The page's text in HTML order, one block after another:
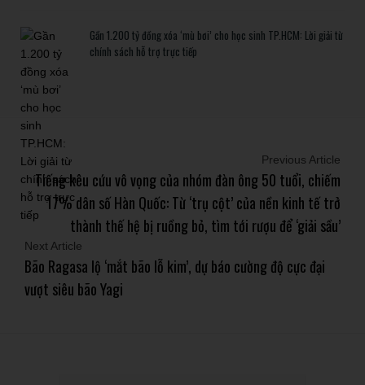
Gần 1.200 tỷ đồng xóa ‘mù bơi’ cho học sinh TP.HCM: Lời giải từ
chính sách hỗ trợ trực tiếp
Previous Article
Tiếng kêu cứu vô vọng của nhóm đàn ông 50 tuổi, chiếm
17% dân số Hàn Quốc: Từ ‘trụ cột’ của nền kinh tế trở
thành thế hệ bị ruồng bỏ, tìm tới rượu để ‘giải sầu’
Next Article
Bão Ragasa lộ ‘mắt bão lỗ kim’, dự báo cường độ cực đại
vượt siêu bão Yagi